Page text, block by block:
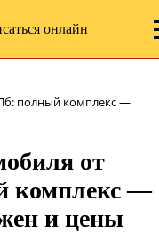
онлайн
полный комплекс —
от
комплекс —
и цены